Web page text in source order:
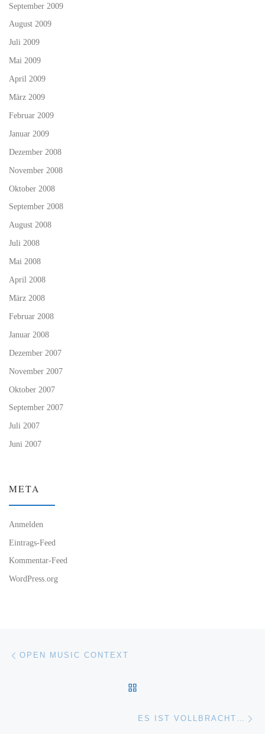
September 2009
August 2009
Juli 2009
Mai 2009
April 2009
März 2009
Februar 2009
Januar 2009
Dezember 2008
November 2008
Oktober 2008
September 2008
August 2008
Juli 2008
Mai 2008
April 2008
März 2008
Februar 2008
Januar 2008
Dezember 2007
November 2007
Oktober 2007
September 2007
Juli 2007
Juni 2007
META
Anmelden
Eintrags-Feed
Kommentar-Feed
WordPress.org
Beitragsnavigation
OPEN MUSIC CONTEXT
ES IST VOLLBRACHT…